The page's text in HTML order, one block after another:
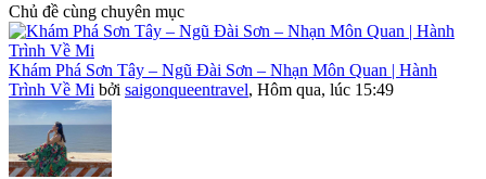
Chủ đề cùng chuyên mục
Khám Phá Sơn Tây – Ngũ Đài Sơn – Nhạn Môn Quan | Hành
Trình Về Mi bởi saigonqueentravel, Hôm qua, lúc 15:49